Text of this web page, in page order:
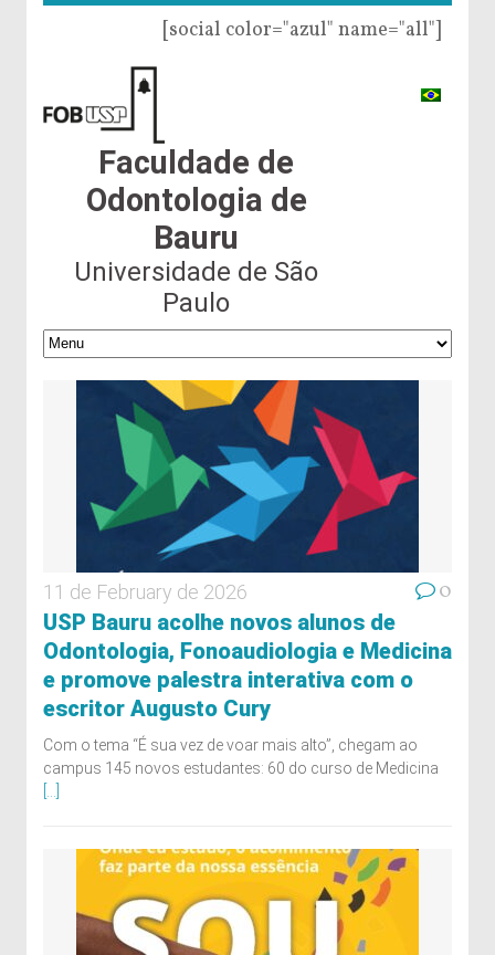
[social color="azul" name="all"]
Faculdade de
Odontologia de
Bauru
Universidade de São
Paulo
11 de February de 2026 0
USP Bauru acolhe novos alunos de
Odontologia, Fonoaudiologia e Medicina
e promove palestra interativa com o
escritor Augusto Cury
Com o tema “É sua vez de voar mais alto”, chegam ao
campus 145 novos estudantes: 60 do curso de Medicina